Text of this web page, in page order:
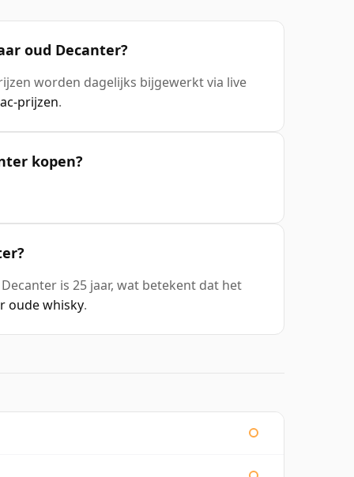
oud Decanter?
worden dagelijks bijgewerkt via live
prijzen.
kopen?
is 25 jaar, wat betekent dat het
oude whisky.